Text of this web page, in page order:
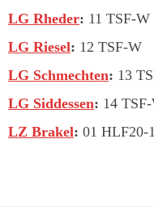
LG Rheder: 11 TSF-W
LG Riesel: 12 TSF-W
LG Schmechten: 13
LG Siddessen: 14
LZ Brakel: 01 HLF20-